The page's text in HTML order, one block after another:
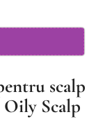
scalp
Scalp